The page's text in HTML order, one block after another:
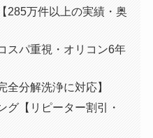
285万件以上の実績・奥
スパ重視・オリコン6年
全分解洗浄に対応】
グ【リピーター割引・